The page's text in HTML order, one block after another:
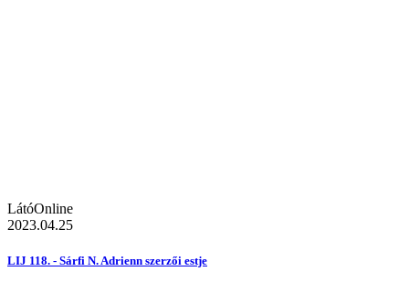
LátóOnline
2023.04.25
LIJ 118. - Sárfi N. Adrienn szerzői estje